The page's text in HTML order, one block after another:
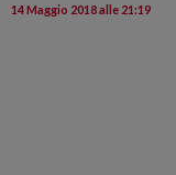
14 Maggio 2018 alle 21:19